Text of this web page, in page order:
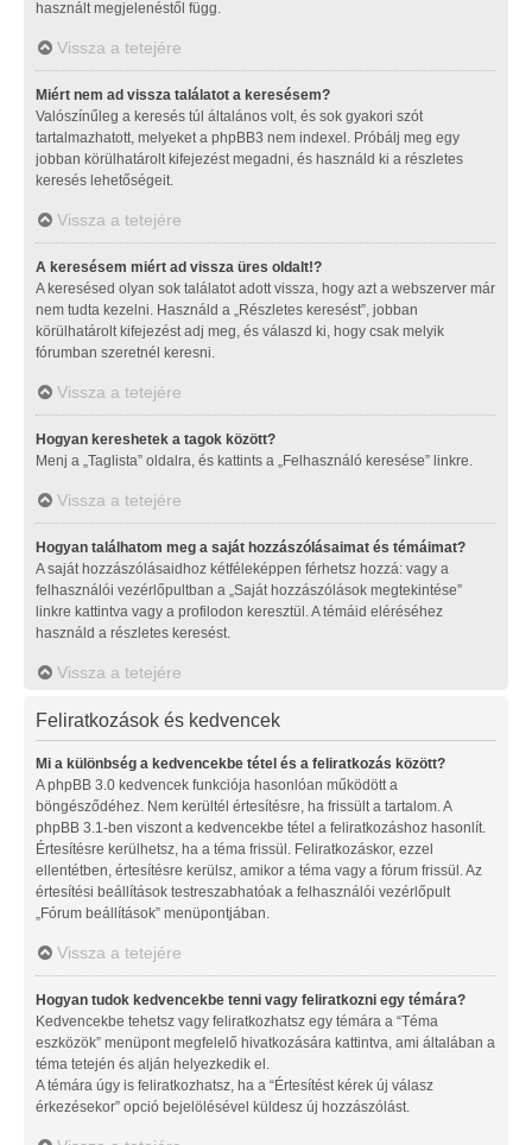
használt megjelenéstől függ.
Vissza a tetejére
Miért nem ad vissza találatot a keresésem?
Valószínűleg a keresés túl általános volt, és sok gyakori szót
tartalmazhatott, melyeket a phpBB3 nem indexel. Próbálj meg egy
jobban körülhatárolt kifejezést megadni, és használd ki a részletes
keresés lehetőségeit.
Vissza a tetejére
A keresésem miért ad vissza üres oldalt!?
A keresésed olyan sok találatot adott vissza, hogy azt a webszerver már
nem tudta kezelni. Használd a „Részletes keresést”, jobban
körülhatárolt kifejezést adj meg, és válaszd ki, hogy csak melyik
fórumban szeretnél keresni.
Vissza a tetejére
Hogyan kereshetek a tagok között?
Menj a „Taglista” oldalra, és kattints a „Felhasználó keresése” linkre.
Vissza a tetejére
Hogyan találhatom meg a saját hozzászólásaimat és témáimat?
A saját hozzászólásaidhoz kétféleképpen férhetsz hozzá: vagy a
felhasználói vezérlőpultban a „Saját hozzászólások megtekintése”
linkre kattintva vagy a profilodon keresztül. A témáid eléréséhez
használd a részletes keresést.
Vissza a tetejére
Feliratkozások és kedvencek
Mi a különbség a kedvencekbe tétel és a feliratkozás között?
A phpBB 3.0 kedvencek funkciója hasonlóan működött a
böngésződéhez. Nem kerültél értesítésre, ha frissült a tartalom. A
phpBB 3.1-ben viszont a kedvencekbe tétel a feliratkozáshoz hasonlít.
Értesítésre kerülhetsz, ha a téma frissül. Feliratkozáskor, ezzel
ellentétben, értesítésre kerülsz, amikor a téma vagy a fórum frissül. Az
értesítési beállítások testreszabhatóak a felhasználói vezérlőpult
„Fórum beállítások” menüpontjában.
Vissza a tetejére
Hogyan tudok kedvencekbe tenni vagy feliratkozni egy témára?
Kedvencekbe tehetsz vagy feliratkozhatsz egy témára a “Téma
eszközök” menüpont megfelelő hivatkozására kattintva, ami általában a
téma tetején és alján helyezkedik el.
A témára úgy is feliratkozhatsz, ha a “Értesítést kérek új válasz
érkezésekor” opció bejelölésével küldesz új hozzászólást.